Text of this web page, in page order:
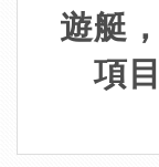
遊艇
項